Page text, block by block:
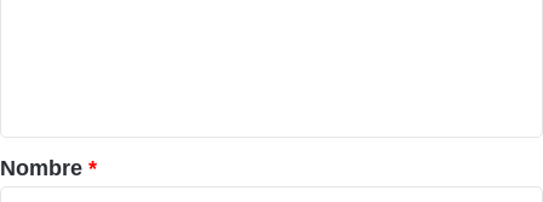
r
Nombre *